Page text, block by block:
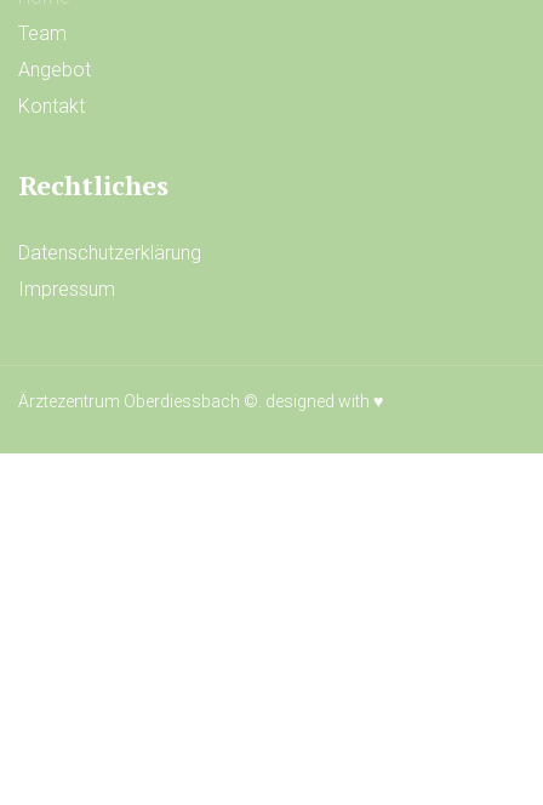
Team
Angebot
Kontakt
Rechtliches
Datenschutzerklärung
Impressum
Ärztezentrum Oberdiessbach ©. designed with ♥